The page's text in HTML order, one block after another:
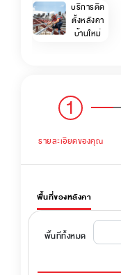
บริการติด
ตั้งหลังคา
บ้านใหม่
1
รายละเอียดของคุณ
พื้นที่ของหลังคา
พื้นที่ทั้งหมด